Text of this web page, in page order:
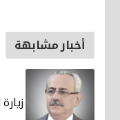
أخبار مشابهة